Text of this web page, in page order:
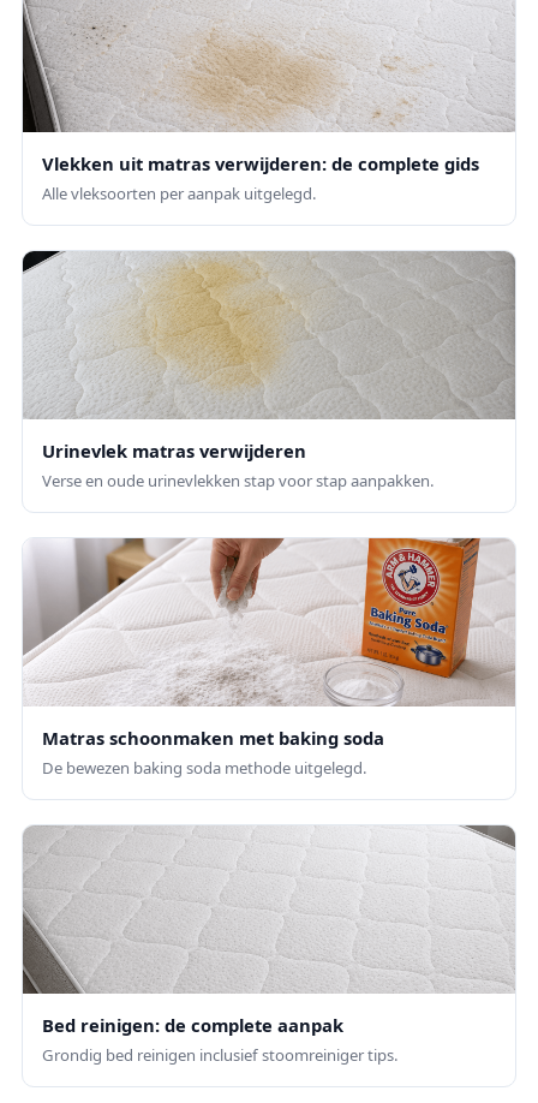
Vlekken uit matras verwijderen: de complete gids
Alle vleksoorten per aanpak uitgelegd.
Urinevlek matras verwijderen
Verse en oude urinevlekken stap voor stap aanpakken.
Matras schoonmaken met baking soda
De bewezen baking soda methode uitgelegd.
Bed reinigen: de complete aanpak
Grondig bed reinigen inclusief stoomreiniger tips.